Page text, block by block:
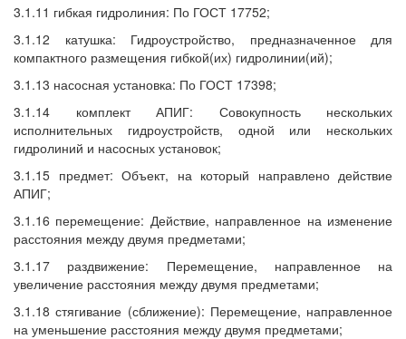
3.1.11 гибкая гидролиния: По ГОСТ 17752;
3.1.12 катушка: Гидроустройство, предназначенное для
компактного размещения гибкой(их) гидролинии(ий);
3.1.13 насосная установка: По ГОСТ 17398;
3.1.14 комплект АПИГ: Совокупность нескольких
исполнительных гидроустройств, одной или нескольких
гидролиний и насосных установок;
3.1.15 предмет: Объект, на который направлено действие
АПИГ;
3.1.16 перемещение: Действие, направленное на изменение
расстояния между двумя предметами;
3.1.17 раздвижение: Перемещение, направленное на
увеличение расстояния между двумя предметами;
3.1.18 стягивание (сближение): Перемещение, направленное
на уменьшение расстояния между двумя предметами;